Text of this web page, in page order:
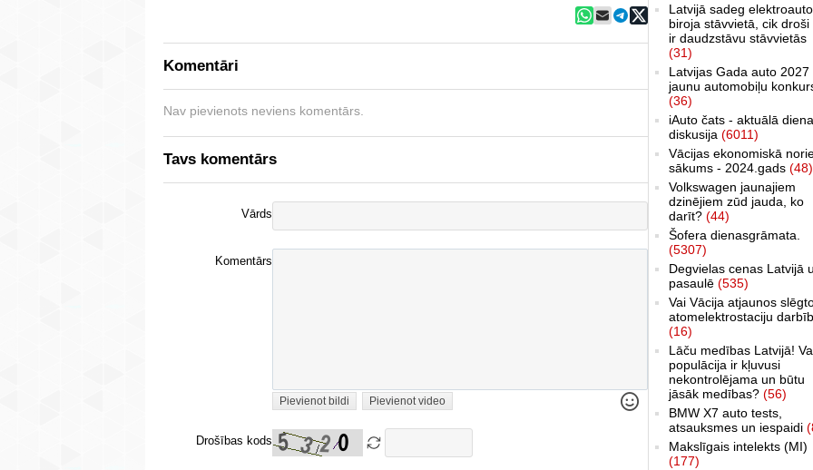
Komentāri
Nav pievienots neviens komentārs.
Tavs komentārs
Vārds
Komentārs
Pievienot bildi Pievienot video
Drošības kods
Latvijā sadeg elektroauto
biroja stāvvietā, cik droši
ir daudzstāvu stāvvietās
(31)
Latvijas Gada auto 2027
jaunu automobiļu
(36)
iAuto čats - aktuālā
diskusija (6011)
Vācijas ekonomiskā
sākums - 2024.gads (48)
Volkswagen jaunajiem
dzinējiem zūd jauda, ko
darīt? (44)
Šofera dienasgrāmata.
(5307)
Degvielas cenas Latvijā
pasaulē (535)
Vai Vācija atjaunos
atomelektrostaciju
(16)
Lāču medības Latvijā!
populācija ir kļuvusi
nekontrolējama un būtu
jāsāk medības? (56)
BMW X7 auto tests,
atsauksmes un iespaidi
Makslīgais intelekts (MI)
(177)